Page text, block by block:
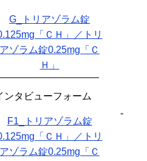
G_トリアゾラム錠
「ＣＨ」／トリ
アゾラム錠0.25mg「Ｃ
Ｈ」
ンタビューフォーム
F1_トリアゾラム錠
「ＣＨ」／トリ
アゾラム錠0.25mg「Ｃ
-